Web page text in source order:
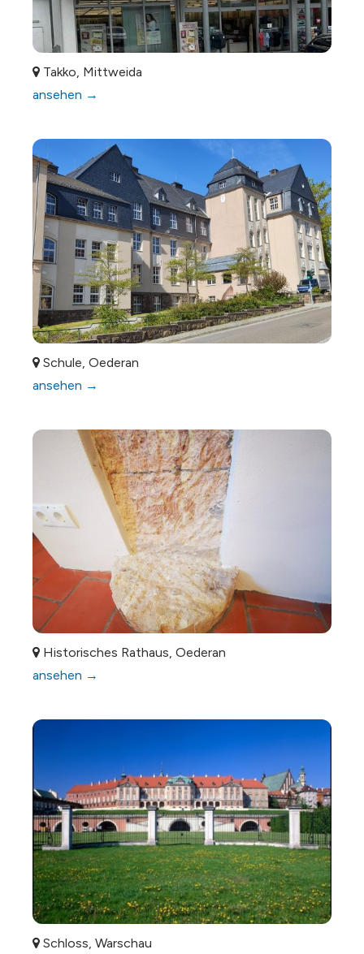
Takko, Mittweida
ansehen →
Schule, Oederan
ansehen →
Historisches Rathaus, Oederan
ansehen →
Schloss, Warschau